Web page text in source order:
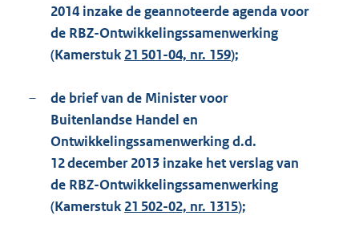
2014 inzake de geannoteerde agenda voor
de RBZ-Ontwikkelingssamenwerking
(Kamerstuk 21 501-04, nr. 159);
–
de brief van de Minister voor
Buitenlandse Handel en
Ontwikkelingssamenwerking d.d.
12 december 2013 inzake het verslag van
de RBZ-Ontwikkelingssamenwerking
(Kamerstuk 21 502-02, nr. 1315);